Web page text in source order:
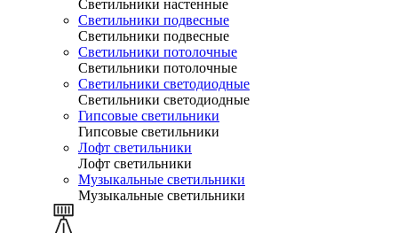
Светильники настенные
Светильники подвесные
Светильники подвесные
Светильники потолочные
Светильники потолочные
Светильники светодиодные
Светильники светодиодные
Гипсовые светильники
Гипсовые светильники
Лофт светильники
Лофт светильники
Музыкальные светильники
Музыкальные светильники